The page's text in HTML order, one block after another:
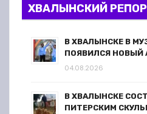
ХВАЛЫНСКИЙ
В ХВАЛЫНСКЕ В
ПОЯВИЛСЯ НОВЫЙ
04.08.2026
В ХВАЛЫНСКЕ
ПИТЕРСКИМ